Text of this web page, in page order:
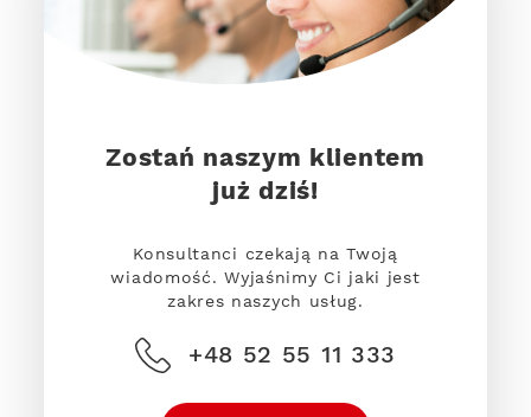
Zostań naszym klientem
już dziś!
Konsultanci czekają na Twoją
wiadomość. Wyjaśnimy Ci jaki jest
zakres naszych usług.
+48 52 55 11 333